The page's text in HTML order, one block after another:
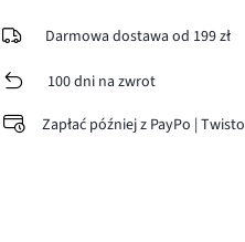
Darmowa dostawa od 199 zł
100 dni na zwrot
Zapłać później z PayPo | Twisto